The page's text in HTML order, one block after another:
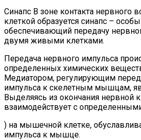
Синапс В зоне контакта нервного
клеткой образуется синапс –
обеспечивающий передачу
двумя живыми клетками.
Передача нервного импульса
определенных химических
Медиатором, регулирующим
импульса к скелетным мышцам,
Выделяясь из окончания нервной
взаимодействует с
) на мышечной клетке,
импульса к мышце.